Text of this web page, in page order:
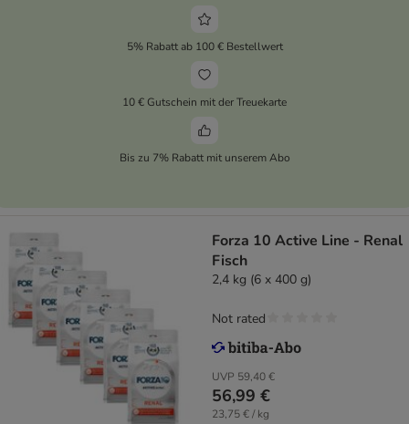
5% Rabatt ab 100 € Bestellwert
10 € Gutschein mit der Treuekarte
Bis zu 7% Rabatt mit unserem Abo
Forza 10 Active Line - Renal
Fisch
2,4 kg (6 x 400 g)
UVP 59,40 €
56,99 €
23,75 € / kg
Not rated